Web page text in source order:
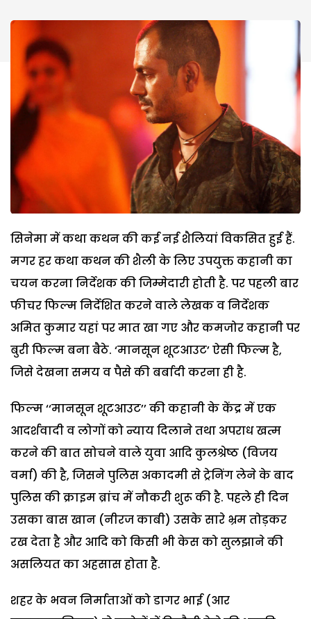
सिनेमा में कथा कथन की कई नई शैलियां विकसित हुई हैं.
मगर हर कथा कथन की शैली के लिए उपयुक्त कहानी का
चयन करना निर्देशक की जिम्मेदारी होती है. पर पहली बार
फीचर फिल्म निर्देशित करने वाले लेखक व निर्देशक
अमित कुमार यहां पर मात खा गए और कमजोर कहानी पर
बुरी फिल्म बना बैठे. ‘मानसून शूटआउट’ ऐसी फिल्म है,
जिसे देखना समय व पैसे की बर्बादी करना ही है.
फिल्म ‘‘मानसून शूटआउट’’ की कहानी के केंद्र में एक
आदर्शवादी व लोगों को न्याय दिलाने तथा अपराध खत्म
करने की बात सोचने वाले युवा आदि कुलश्रेष्ठ (विजय
वर्मा) की है, जिसने पुलिस अकादमी से ट्रेनिंग लेने के बाद
पुलिस की क्राइम ब्रांच में नौकरी शुरू की है. पहले ही दिन
उसका बास खान (नीरज काबी) उसके सारे भ्रम तोड़कर
रख देता है और आदि को किसी भी केस को सुलझाने की
असलियत का अहसास होता है.
शहर के भवन निर्माताओं को डागर भाई (आर